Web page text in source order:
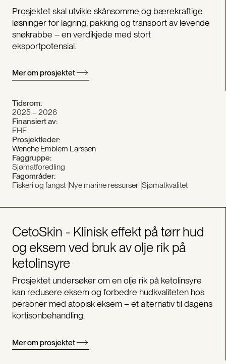
Prosjektet skal utvikle skånsomme og bærekraftige
løsninger for lagring, pakking og transport av levende
snøkrabbe – en verdikjede med stort
eksportpotensial.
Mer om prosjektet
Tidsrom:
2025 – 2026
Finansiert av:
FHF
Prosjektleder:
Wenche Emblem Larssen
Faggruppe:
Sjømatforedling
Fagområder:
Fiskeri og fangst Nye marine ressurser Sjømatkvalitet
CetoSkin - Klinisk effekt på tørr hud
og eksem ved bruk av olje rik på
ketolinsyre
Prosjektet undersøker om en olje rik på ketolinsyre
kan redusere eksem og forbedre hudkvaliteten hos
personer med atopisk eksem – et alternativ til dagens
kortisonbehandling.
Mer om prosjektet